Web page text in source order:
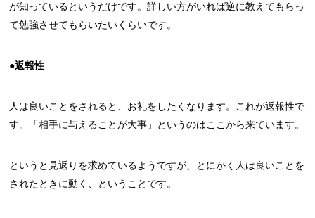
が知っているというだけです。詳しい方がいれば逆に教えてもらっ
て勉強させてもらいたいくらいです。
●返報性
人は良いことをされると、お礼をしたくなります。これが返報性で
す。「相手に与えることが大事」というのはここから来ています。
というと見返りを求めているようですが、とにかく人は良いことを
されたときに動く、ということです。